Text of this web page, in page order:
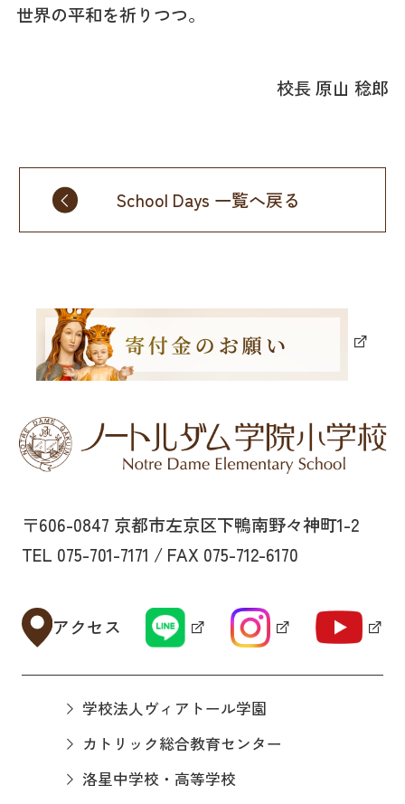
世界の平和を祈りつつ。
校長 原山 稔郎
School Days 一覧へ戻る
〒606-0847 京都市左京区下鴨南野々神町1-2
TEL 075-701-7171 / FAX 075-712-6170
アクセス
学校法人ヴィアトール学園
カトリック総合教育センター
洛星中学校・高等学校